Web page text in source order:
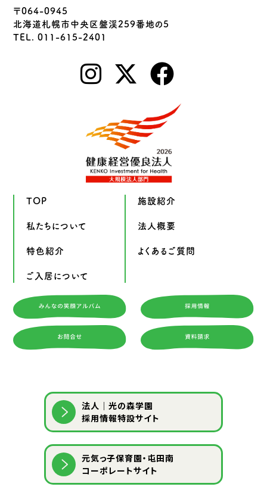
〒064-0945
北海道札幌市中央区盤渓259番地の5
TEL. 011-615-2401
TOP
私たちについて
特色紹介
ご入居について
施設紹介
法人概要
よくあるご質問
法人｜光の森学園
採用情報特設サイト
元気っ子保育園・屯田南
コーポレートサイト